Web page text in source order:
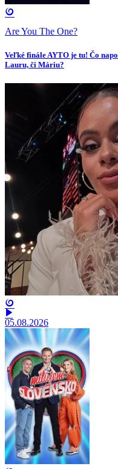
Are You The One?
Veľké finále AYTO je tu! Čo
Lauru, či Máriu?
05.08.2026